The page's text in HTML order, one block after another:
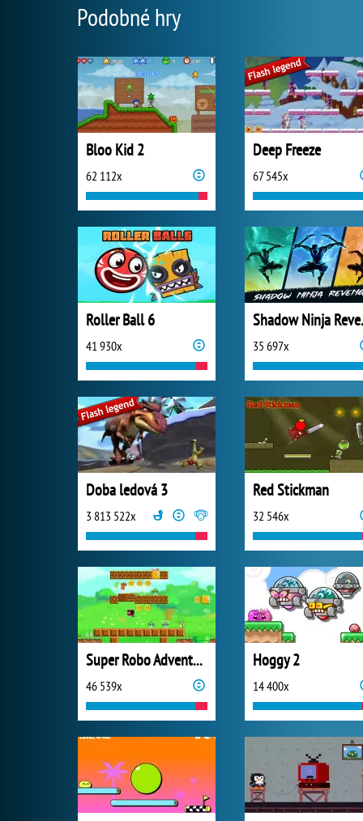
Podobné hry
Bloo Kid 2
62 112x
Deep Freeze
67 545x
Roller Ball 6
41 930x 35 697x
Doba ledová 3
3 813 522x
Red Stickman
32 546x
Super Robo Adventure
46 539x
Hoggy 2
14 400x